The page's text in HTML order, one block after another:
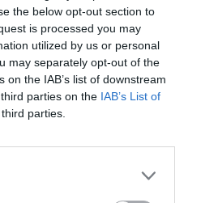
the below opt-out section to
is processed you may
utilized by us or personal
may separately opt-out of the
the IAB’s list of downstream
parties on the IAB’s List of
parties.
Η Μαρία Μενούνος
χρώματα της
τις